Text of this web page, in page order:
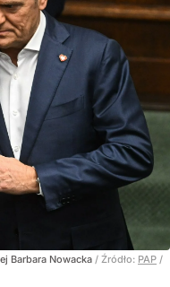
Barbara Nowacka / Źródło: PAP /